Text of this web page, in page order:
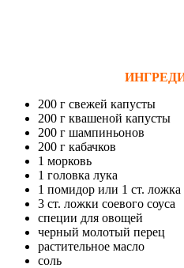
200 г свежей капусты
200 г квашеной капусты
200 г шампиньонов
200 г кабачков
1 морковь
1 головка лука
1 помидор или 1 ст. ложка
3 ст. ложки соевого соуса
специи для овощей
черный молотый перец
растительное масло
соль